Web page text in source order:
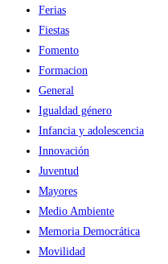
Ferias
Fiestas
Fomento
Formacion
General
Igualdad género
Infancia y adolescencia
Innovación
Juventud
Mayores
Medio Ambiente
Memoria Democrática
Movilidad